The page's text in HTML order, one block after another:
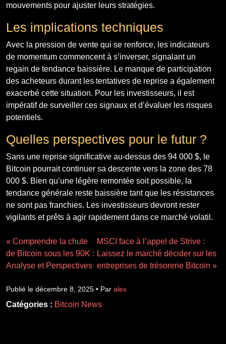
mouvements pour ajuster leurs stratégies.
Les implications techniques
Avec la pression de vente qui se renforce, les indicateurs
de momentum commencent à s’inverser, signalant un
regain de tendance baissière. Le manque de participation
des acheteurs durant les tentatives de reprise a également
exacerbé cette situation. Pour les investisseurs, il est
impératif de surveiller ces signaux et d’évaluer les risques
potentiels.
Quelles perspectives pour le futur ?
Sans une reprise significative au-dessus des 94 000 $, le
Bitcoin pourrait continuer sa descente vers la zone des 78
000 $. Bien qu’une légère remontée soit possible, la
tendance générale reste baissière tant que les résistances
ne sont pas franchies. Les investisseurs devront rester
vigilants et prêts à agir rapidement dans ce marché volatil.
« Comprendre la chute
de Bitcoin sous les 90K :
Analyse et Perspectives
MSCI face à l’appel de Strive :
Laissez le marché décider sur les
entreprises de trésorerie Bitcoin »
Publié le décembre 8, 2025 • Par alex
Catégories : Bitcoin News